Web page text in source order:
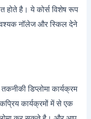
होते है। ये कोर्स विशेष रूप
नॉलेज और स्किल देने
डिप्लोमा कार्यक्रम
कार्यक्रमों में से एक